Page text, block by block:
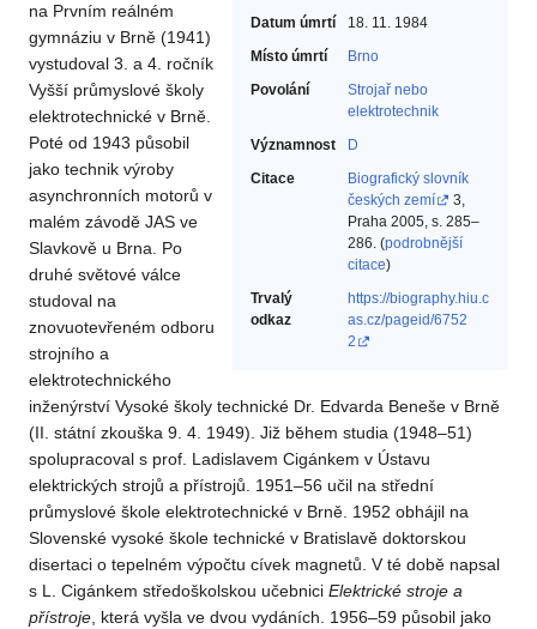
Datum úmrtí
18. 11. 1984
Místo úmrtí
Brno
Povolání
Strojař nebo
elektrotechnik‎
Významnost
D
Citace
Biografický slovník
českých zemí
3,
Praha 2005, s. 285–
286. (podrobnější
citace)
Trvalý
odkaz
https://biography.hiu.c
as.cz/pageid/6752
2
na Prvním reálném
gymnáziu v Brně (1941)
vystudoval 3. a 4. ročník
Vyšší průmyslové školy
elektrotechnické v Brně.
Poté od 1943 působil
jako technik výroby
asynchronních motorů v
malém závodě JAS ve
Slavkově u Brna. Po
druhé světové válce
studoval na
znovuotevřeném odboru
strojního a
elektrotechnického
inženýrství Vysoké školy technické Dr. Edvarda Beneše v Brně
(II. státní zkouška 9. 4. 1949). Již během studia (1948–51)
spolupracoval s prof. Ladislavem Cigánkem v Ústavu
elektrických strojů a přístrojů. 1951–56 učil na střední
průmyslové škole elektrotechnické v Brně. 1952 obhájil na
Slovenské vysoké škole technické v Bratislavě doktorskou
disertaci o tepelném výpočtu cívek magnetů. V té době napsal
s L. Cigánkem středoškolskou učebnici Elektrické stroje a
přístroje , která vyšla ve dvou vydáních. 1956–59 působil jako